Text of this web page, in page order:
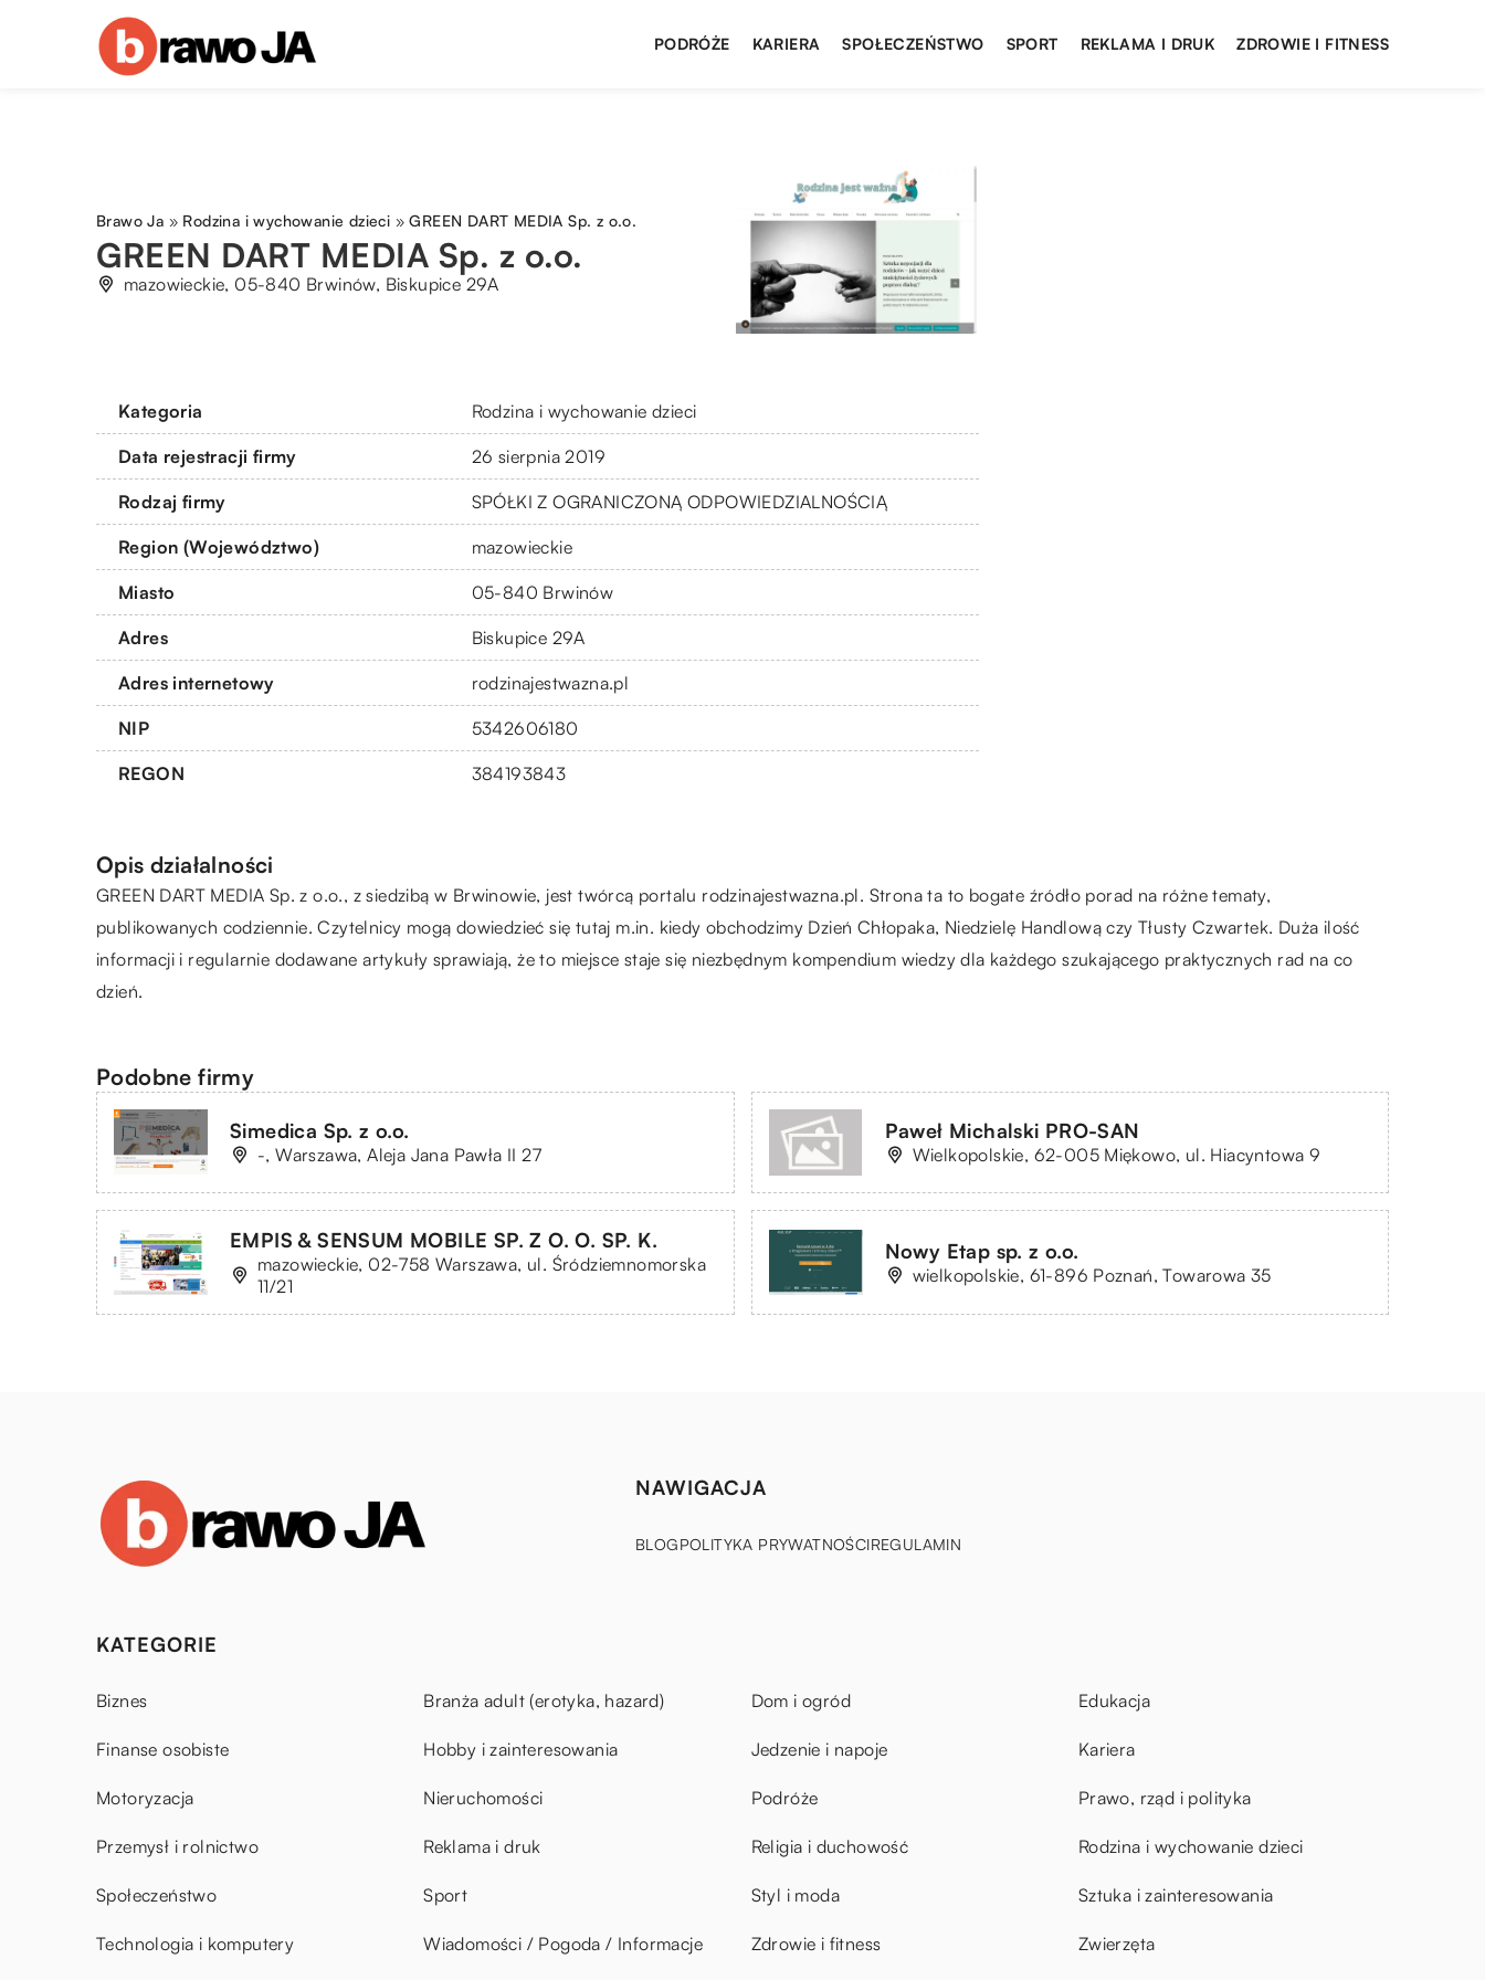
PODRÓŻE KARIERA SPOŁECZEŃSTWO SPORT REKLAMA I DRUK ZDROWIE I FITNESS
Brawo Ja » Rodzina i wychowanie dzieci »GREEN DART MEDIA Sp. z o.o.
GREEN DART MEDIA Sp. z o.o.
mazowieckie, 05-840 Brwinów, Biskupice 29A
Kategoria Rodzina i wychowanie dzieci
Data rejestracji firmy 26 sierpnia 2019
Rodzaj firmy SPÓŁKI Z OGRANICZONĄ ODPOWIEDZIALNOŚCIĄ
Region (Województwo) mazowieckie
Miasto 05-840 Brwinów
Adres Biskupice 29A
Adres internetowy rodzinajestwazna.pl
NIP 5342606180
REGON 384193843
Opis działalności
GREEN DART MEDIA Sp. z o.o., z siedzibą w Brwinowie, jest twórcą portalu rodzinajestwazna.pl. Strona ta to bogate źródło porad na różne tematy,
publikowanych codziennie. Czytelnicy mogą dowiedzieć się tutaj m.in. kiedy obchodzimy Dzień Chłopaka, Niedzielę Handlową czy Tłusty Czwartek. Duża ilość
informacji i regularnie dodawane artykuły sprawiają, że to miejsce staje się niezbędnym kompendium wiedzy dla każdego szukającego praktycznych rad na co
dzień.
Podobne firmy
Simedica Sp. z o.o.
-, Warszawa, Aleja Jana Pawła II 27
Paweł Michalski PRO-SAN
Wielkopolskie, 62-005 Miękowo, ul. Hiacyntowa 9
EMPIS & SENSUM MOBILE SP. Z O. O. SP. K.
mazowieckie, 02-758 Warszawa, ul. Śródziemnomorska
11/21
Nowy Etap sp. z o.o.
wielkopolskie, 61-896 Poznań, Towarowa 35
NAWIGACJA
BLOGPOLITYKA PRYWATNOŚCIREGULAMIN
KATEGORIE
Biznes Branża adult (erotyka, hazard) Dom i ogród Edukacja
Finanse osobiste Hobby i zainteresowania Jedzenie i napoje Kariera
Motoryzacja Nieruchomości Podróże Prawo, rząd i polityka
Przemysł i rolnictwo Reklama i druk Religia i duchowość Rodzina i wychowanie dzieci
Społeczeństwo Sport Styl i moda Sztuka i zainteresowania
Technologia i komputery Wiadomości / Pogoda / Informacje Zdrowie i fitness Zwierzęta